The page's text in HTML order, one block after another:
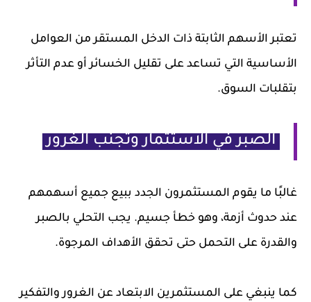
تعتبر الأسهم الثابتة ذات الدخل المستقر من العوامل
الأساسية التي تساعد على تقليل الخسائر أو عدم التأثر
بتقلبات السوق.
الصبر في الاستثمار وتجنب الغرور
غالبًا ما يقوم المستثمرون الجدد ببيع جميع أسهمهم
عند حدوث أزمة، وهو خطأ جسيم. يجب التحلي بالصبر
والقدرة على التحمل حتى تحقق الأهداف المرجوة.
كما ينبغي على المستثمرين الابتعاد عن الغرور والتفكير